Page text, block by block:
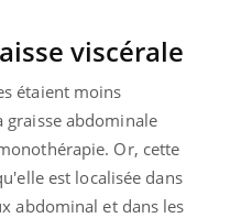
viscérale
étaient moins
graisse abdominale
Or, cette
est localisée dans
abdominal et dans les